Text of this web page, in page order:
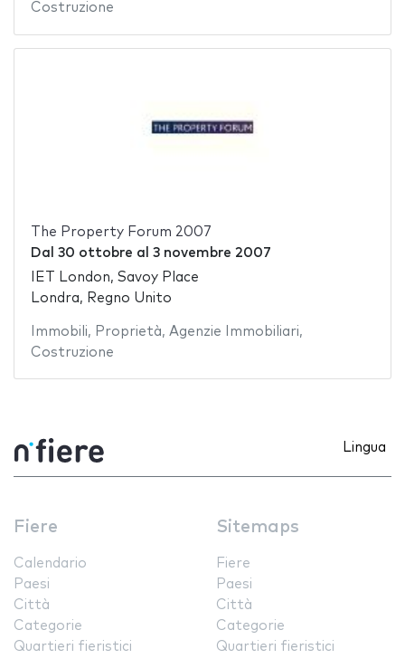
Costruzione
The Property Forum 2007
Dal 30 ottobre al 3 novembre 2007
IET London, Savoy Place
Londra, Regno Unito
Immobili, Proprietà, Agenzie Immobiliari,
Costruzione
Lingua
Fiere
Calendario
Paesi
Città
Categorie
Quartieri fieristici
Sitemaps
Fiere
Paesi
Città
Categorie
Quartieri fieristici